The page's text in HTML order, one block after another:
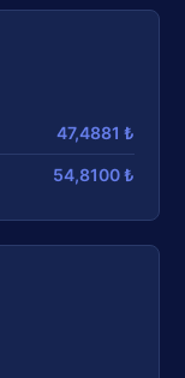
47,4881 ₺
54,8100 ₺